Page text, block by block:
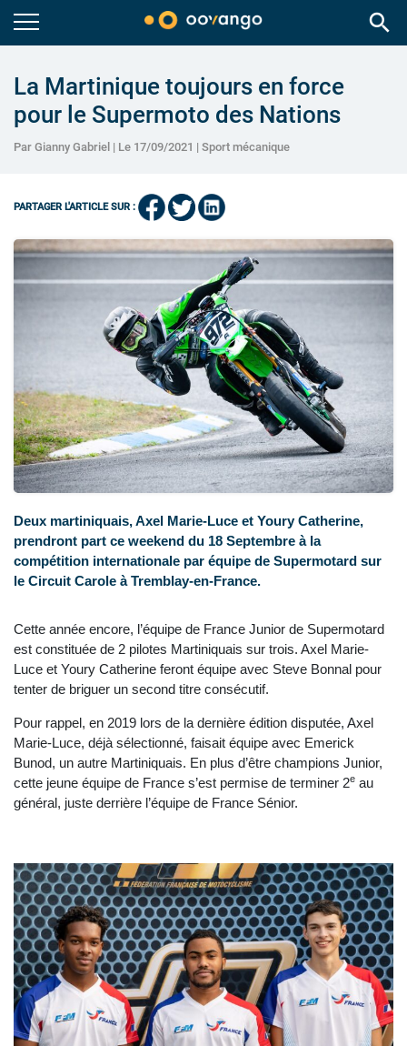
search
La Martinique toujours en force
pour le Supermoto des Nations
Par Gianny Gabriel | Le 17/09/2021 | Sport mécanique
PARTAGER L'ARTICLE SUR :
Deux martiniquais, Axel Marie-Luce et Youry Catherine,
prendront part ce weekend du 18 Septembre à la
compétition internationale par équipe de Supermotard sur
le Circuit Carole à Tremblay-en-France.
Cette année encore, l’équipe de France Junior de Supermotard
est constituée de 2 pilotes Martiniquais sur trois. Axel Marie-
Luce et Youry Catherine feront équipe avec Steve Bonnal pour
tenter de briguer un second titre consécutif.
Pour rappel, en 2019 lors de la dernière édition disputée, Axel
Marie-Luce, déjà sélectionné, faisait équipe avec Emerick
Bunod, un autre Martiniquais. En plus d’être champions Junior,
cette jeune équipe de France s’est permise de terminer 2e au
général, juste derrière l’équipe de France Sénior.